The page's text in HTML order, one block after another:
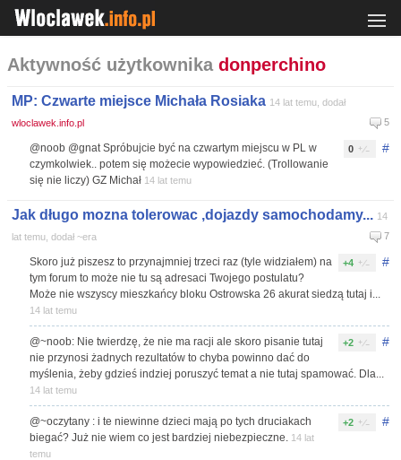
Aktywność użytkownika donperchino
MP: Czwarte miejsce Michała Rosiaka 14 lat temu, dodał
wloclawek.info.pl
5
#
0
@noob @gnat Spróbujcie być na czwartym miejscu w PL w
czymkolwiek.. potem się możecie wypowiedzieć. (Trollowanie
się nie liczy) GZ Michał 14 lat temu
Jak długo mozna tolerowac ,dojazdy samochodamy... 14
lat temu, dodał ~era
7
#
+4
Skoro już piszesz to przynajmniej trzeci raz (tyle widziałem) na
tym forum to może nie tu są adresaci Twojego postulatu?
Może nie wszyscy mieszkańcy bloku Ostrowska 26 akurat siedzą tutaj i...
14 lat temu
#
+2
@~noob: Nie twierdzę, że nie ma racji ale skoro pisanie tutaj
nie przynosi żadnych rezultatów to chyba powinno dać do
myślenia, żeby gdzieś indziej poruszyć temat a nie tutaj spamować. Dla...
14 lat temu
#
+2
@~oczytany : i te niewinne dzieci mają po tych druciakach
biegać? Już nie wiem co jest bardziej niebezpieczne. 14 lat
temu